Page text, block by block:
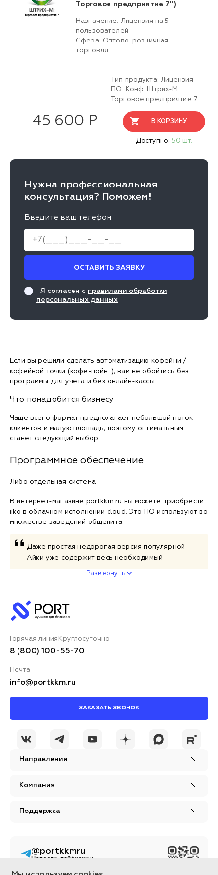
Торговое предприятие 7")
Назначение: Лицензия на 5
пользователей
Сфера: Оптово-розничная
торговля
Тип продукта: Лицензия
ПО: Конф. Штрих-М:
Торговое предприятие 7
45 600 Р В КОРЗИНУ
Доступно: 50 шт.
Нужна профессиональная
консультация? Поможем!
Введите ваш телефон
ОСТАВИТЬ ЗАЯВКУ
Я согласен с правилами обработки
персональных данных
Если вы решили сделать автоматизацию кофейни /
кофейной точки (кофе-пойнт), вам не обойтись без
программы для учета и без онлайн-кассы.
Что понадобится бизнесу
Чаще всего формат предполагает небольшой поток
клиентов и малую площадь, поэтому оптимальным
станет следующий выбор.
Программное обеспечение
Либо отдельная система
В интернет-магазине portkkm.ru вы можете приобрести
iiko в облачном исполнении cloud. Это ПО используют во
множестве заведений общепита.
Даже простая недорогая версия популярной
Айки уже содержит весь необходимый
Развернуть
Направления
Компания
Поддержка
Горячая линия Круглосуточно
8 (800) 100-55-70
Почта
info@portkkm.ru
ЗАКАЗАТЬ ЗВОНОК
@portkkmru
Новости, лайфхаки и
контент PORT - бизнес